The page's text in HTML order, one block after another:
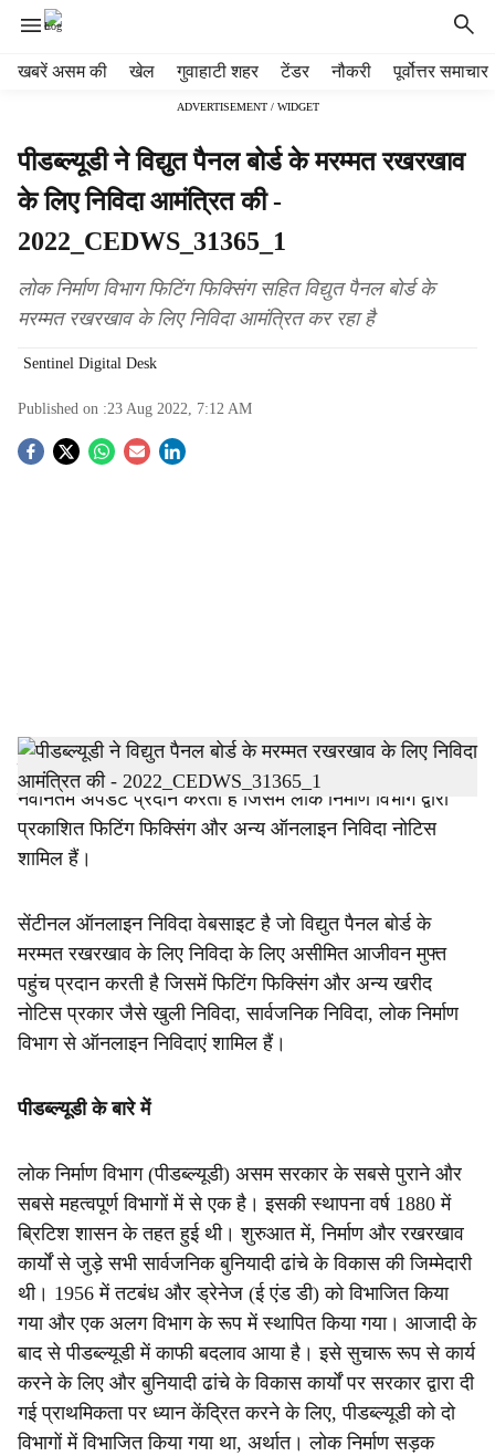
खबरें असम की खेल गुवाहाटी शहर टेंडर नौकरी पूर्वोत्तर समाचार
ADVERTISEMENT / WIDGET
पीडब्ल्यूडी ने विद्युत पैनल बोर्ड के मरम्मत रखरखाव
के लिए निविदा आमंत्रित की -
2022_CEDWS_31365_1
लोक निर्माण विभाग फिटिंग फिक्सिंग सहित विद्युत पैनल बोर्ड के
मरम्मत रखरखाव के लिए निविदा आमंत्रित कर रहा है
Sentinel Digital Desk
Published on :23 Aug 2022, 7:12 AM
S
h
a
r
सेंटीनल विद्युत पैनल बोर्ड के मरम्मत रखरखाव के लिए निविदा पर
नवीनतम अपडेट प्रदान करता है जिसमें लोक निर्माण विभाग द्वारा
प्रकाशित फिटिंग फिक्सिंग और अन्य ऑनलाइन निविदा नोटिस
शामिल हैं।
सेंटीनल ऑनलाइन निविदा वेबसाइट है जो विद्युत पैनल बोर्ड के
मरम्मत रखरखाव के लिए निविदा के लिए असीमित आजीवन मुफ्त
पहुंच प्रदान करती है जिसमें फिटिंग फिक्सिंग और अन्य खरीद
नोटिस प्रकार जैसे खुली निविदा, सार्वजनिक निविदा, लोक निर्माण
विभाग से ऑनलाइन निविदाएं शामिल हैं।
पीडब्ल्यूडी के बारे में
लोक निर्माण विभाग (पीडब्ल्यूडी) असम सरकार के सबसे पुराने और
सबसे महत्वपूर्ण विभागों में से एक है। इसकी स्थापना वर्ष 1880 में
ब्रिटिश शासन के तहत हुई थी। शुरुआत में, निर्माण और रखरखाव
कार्यों से जुड़े सभी सार्वजनिक बुनियादी ढांचे के विकास की जिम्मेदारी
थी। 1956 में तटबंध और ड्रेनेज (ई एंड डी) को विभाजित किया
गया और एक अलग विभाग के रूप में स्थापित किया गया। आजादी के
बाद से पीडब्ल्यूडी में काफी बदलाव आया है। इसे सुचारू रूप से कार्य
करने के लिए और बुनियादी ढांचे के विकास कार्यों पर सरकार द्वारा दी
गई प्राथमिकता पर ध्यान केंद्रित करने के लिए, पीडब्ल्यूडी को दो
विभागों में विभाजित किया गया था, अर्थात। लोक निर्माण सड़क